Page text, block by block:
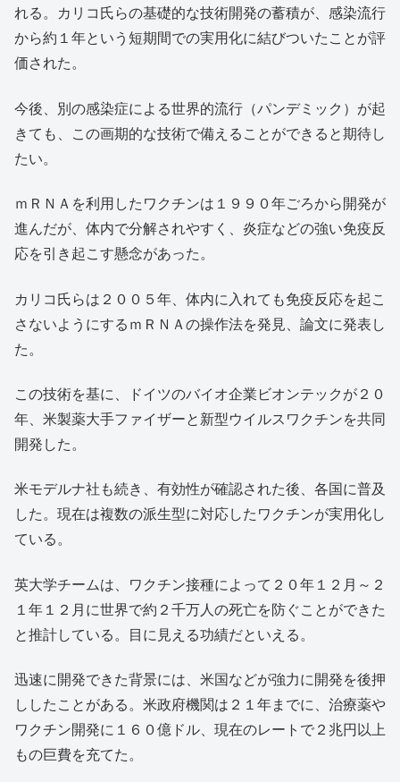
れる。カリコ氏らの基礎的な技術開発の蓄積が、感染流行
から約１年という短期間での実用化に結びついたことが評
価された。
今後、別の感染症による世界的流行（パンデミック）が起
きても、この画期的な技術で備えることができると期待し
たい。
ｍＲＮＡを利用したワクチンは１９９０年ごろから開発が
進んだが、体内で分解されやすく、炎症などの強い免疫反
応を引き起こす懸念があった。
カリコ氏らは２００５年、体内に入れても免疫反応を起こ
さないようにするｍＲＮＡの操作法を発見、論文に発表し
た。
この技術を基に、ドイツのバイオ企業ビオンテックが２０
年、米製薬大手ファイザーと新型ウイルスワクチンを共同
開発した。
米モデルナ社も続き、有効性が確認された後、各国に普及
した。現在は複数の派生型に対応したワクチンが実用化し
ている。
英大学チームは、ワクチン接種によって２０年１２月～２
１年１２月に世界で約２千万人の死亡を防ぐことができた
と推計している。目に見える功績だといえる。
迅速に開発できた背景には、米国などが強力に開発を後押
ししたことがある。米政府機関は２１年までに、治療薬や
ワクチン開発に１６０億ドル、現在のレートで２兆円以上
もの巨費を充てた。